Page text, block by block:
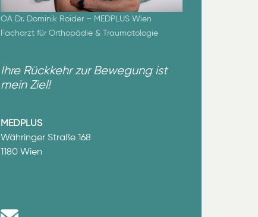
OA Dr. Dominik Roider – MEDPLUS Wien
Facharzt für Orthopädie & Traumatologie
Ihre Rückkehr zur Bewegung ist
mein Ziel!
MEDPLUS
Währinger Straße 168
1180 Wien